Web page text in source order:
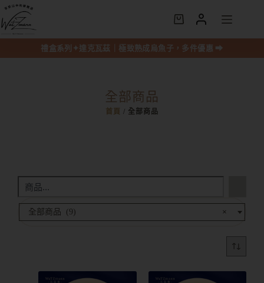
禮盒系列✦達克瓦茲｜極致熟成烏魚子，多件優惠 ⮕
全部商品
首頁 / 全部商品
×
全部商品 (9)